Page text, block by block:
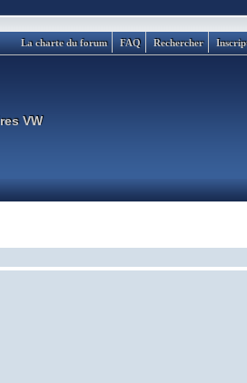
Rechercher
FAQ
La charte du forum
VW